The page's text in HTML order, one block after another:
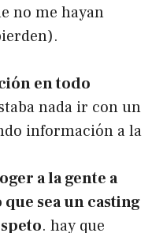
no me hayan
en todo
nada ir con un
información a la
a la gente a
sea un casting
. hay que